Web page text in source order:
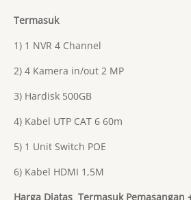
Termasuk
1) 1 NVR 4 Channel
2) 4 Kamera in/out 2 MP
3) Hardisk 500GB
4) Kabel UTP CAT 6 60m
5) 1 Unit Switch POE
6) Kabel HDMI 1,5M
Harga Diatas Termasuk Pemasangan